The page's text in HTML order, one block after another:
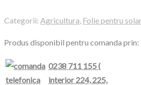
Categorii: Agricultura Folie pentru
Produs disponibil pentru comanda prin:
0238 711 155 (
interior 224, 225,